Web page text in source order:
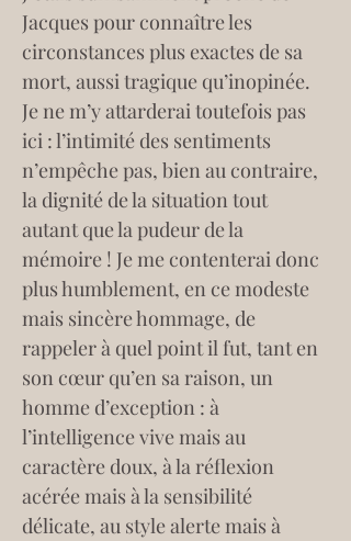
Jacques pour connaître les
circonstances plus exactes de sa
mort, aussi tragique qu’inopinée.
Je ne m’y attarderai toutefois pas
ici : l’intimité des sentiments
n’empêche pas, bien au contraire,
la dignité de la situation tout
autant que la pudeur de la
mémoire ! Je me contenterai donc
plus humblement, en ce modeste
mais sincère hommage, de
rappeler à quel point il fut, tant en
son cœur qu’en sa raison, un
homme d’exception : à
l’intelligence vive mais au
caractère doux, à la réflexion
acérée mais à la sensibilité
délicate, au style alerte mais à